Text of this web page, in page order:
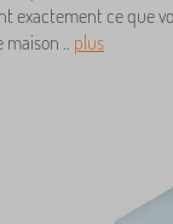
exactement ce que
.. plus